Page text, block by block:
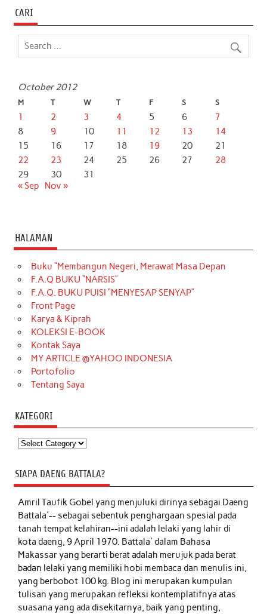
CARI
October 2012
M T W T F S S
1 2 3 4 5 6
7
8
9 10 11 12 13
14
15
16 17 18 19 20
21
22
23 24 25 26 27
28
29
30
31
« Sep
Nov »
HALAMAN
Buku “Membangun Negeri, Merawat Masa Depan
F.A.Q BUKU “NARSIS”
F.A.Q. BUKU PUISI “MENYESAP SENYAP”
Front Page
Karya & Kiprah
KOLEKSI E-BOOK
Kontak Saya
MY ARTICLE @YAHOO INDONESIA
Portofolio
Tentang Saya
KATEGORI
Kategori
SIAPA DAENG BATTALA?
Amril Taufik Gobelyang menjuluki dirinya sebagai Daeng
Battala'-- sebagai sebentuk penghargaan spesial pada
tanah tempat kelahiran--ini adalah lelaki yang lahir di
kota daeng, 9 April 1970. Battala' dalam Bahasa
Makassar yang berarti berat adalah merujuk pada berat
badan lelaki yang memiliki hobi membaca dan menulis ini,
yang berbobot 100 kg. Blog ini merupakan kumpulan
tulisan yang merupakan refleksi kontemplatifnya atas
suasana yang ada disekitarnya, baik yang penting,